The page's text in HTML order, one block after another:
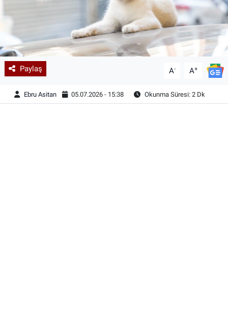
Paylaş A- A+
Ebru Asitan 05.07.2026 - 15:38 Okunma Süresi: 2 Dk